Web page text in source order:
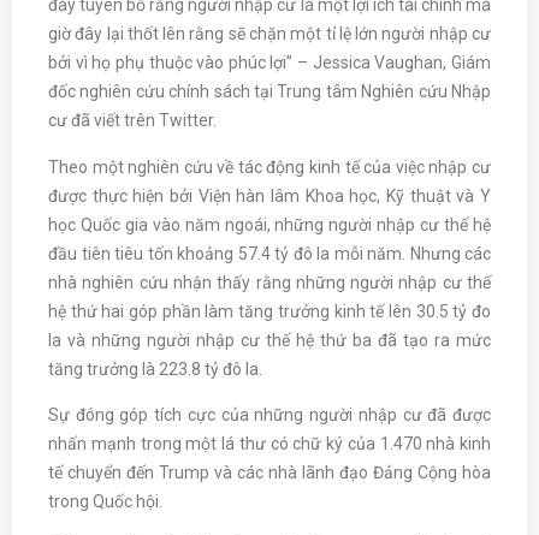
đây tuyên bố rằng người nhập cư là một lợi ích tài chính mà
giờ đây lại thốt lên rằng sẽ chặn một tỉ lệ lớn người nhập cư
bởi vì họ phụ thuộc vào phúc lợi” – Jessica Vaughan, Giám
đốc nghiên cứu chính sách tại Trung tâm Nghiên cứu Nhập
cư đã viết trên Twitter.
Theo một nghiên cứu về tác động kinh tế của việc nhập cư
được thực hiện bởi Viện hàn lâm Khoa học, Kỹ thuật và Y
học Quốc gia vào năm ngoái, những người nhập cư thế hệ
đầu tiên tiêu tốn khoảng 57.4 tỷ đô la mỗi năm. Nhưng các
nhà nghiên cứu nhận thấy rằng những người nhập cư thế
hệ thứ hai góp phần làm tăng trưởng kinh tế lên 30.5 tỷ đo
la và những người nhập cư thế hệ thứ ba đã tạo ra mức
tăng trưởng là 223.8 tỷ đô la.
Sự đóng góp tích cực của những người nhập cư đã được
nhấn mạnh trong một lá thư có chữ ký của 1.470 nhà kinh
tế chuyển đến Trump và các nhà lãnh đạo Đảng Cộng hòa
trong Quốc hội.